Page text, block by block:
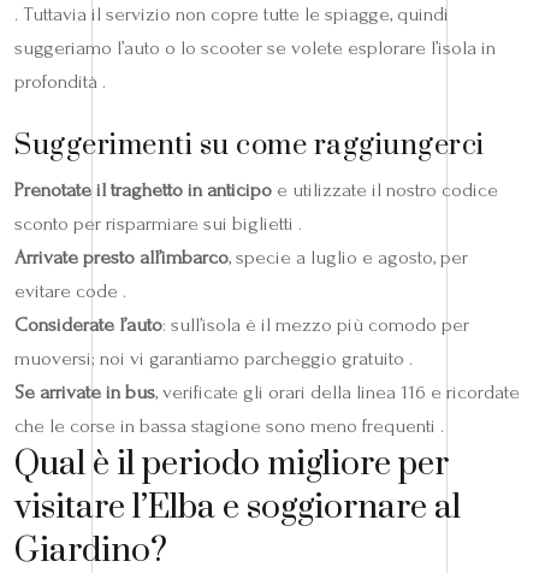
. Tuttavia il servizio non copre tutte le spiagge, quindi
suggeriamo l’auto o lo scooter se volete esplorare l’isola in
profondità .
Suggerimenti su come raggiungerci
Prenotate il traghetto in anticipo e utilizzate il nostro codice
sconto per risparmiare sui biglietti .
Arrivate presto all’imbarco, specie a luglio e agosto, per
evitare code .
Considerate l’auto: sull’isola è il mezzo più comodo per
muoversi; noi vi garantiamo parcheggio gratuito .
Se arrivate in bus, verificate gli orari della linea 116 e ricordate
che le corse in bassa stagione sono meno frequenti .
Qual è il periodo migliore per
visitare l’Elba e soggiornare al
Giardino?